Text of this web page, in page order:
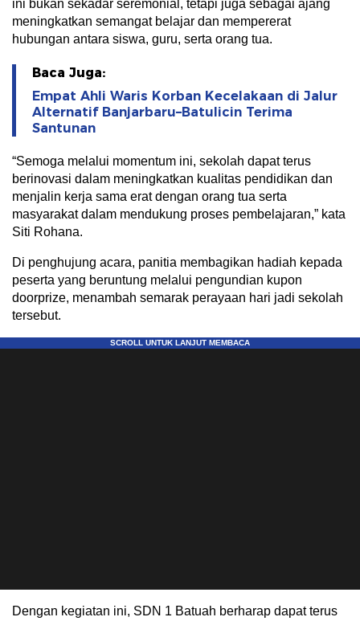
ini bukan sekadar seremonial, tetapi juga sebagai ajang
meningkatkan semangat belajar dan mempererat
hubungan antara siswa, guru, serta orang tua.
Baca Juga:
Empat Ahli Waris Korban Kecelakaan di Jalur
Alternatif Banjarbaru–Batulicin Terima
Santunan
“Semoga melalui momentum ini, sekolah dapat terus
berinovasi dalam meningkatkan kualitas pendidikan dan
menjalin kerja sama erat dengan orang tua serta
masyarakat dalam mendukung proses pembelajaran,” kata
Siti Rohana.
Di penghujung acara, panitia membagikan hadiah kepada
peserta yang beruntung melalui pengundian kupon
doorprize, menambah semarak perayaan hari jadi sekolah
tersebut.
Dengan kegiatan ini, SDN 1 Batuah berharap dapat terus